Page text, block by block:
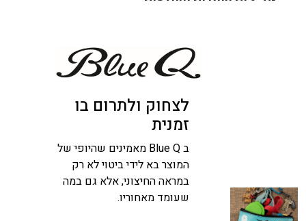
לצחוק ולתרום בו
זמנית
ב Blue Q מאמינים שהיופי של
המוצר בא לידי ביטוי לא רק
במראה החיצוני, אלא גם במה
שעומד מאחוריו.